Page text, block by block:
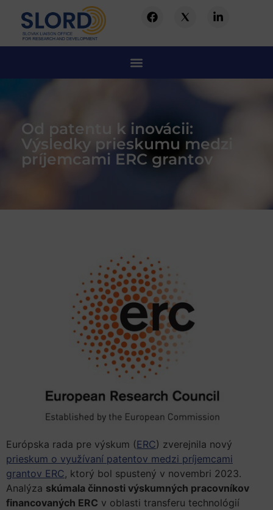
Od patentu k inovácii:
Výsledky prieskumu medzi
príjemcami ERC grantov
Európska rada pre výskum (ERC) zverejnila nový
prieskum o využívaní patentov medzi príjemcami
grantov ERC, ktorý bol spustený v novembri 2023.
Analýza skúmala činnosti výskumných pracovníkov
financovaných ERC v oblasti transferu technológií